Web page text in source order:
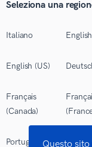
Seleziona una
Italiano
English (US)
Français
(Canada)
Português Questo